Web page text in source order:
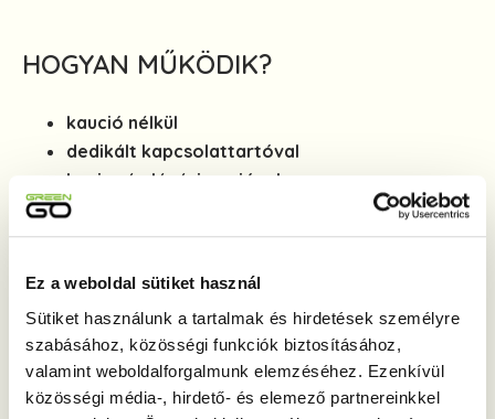
Ez a weboldal sütiket használ
Sütiket használunk a tartalmak és hirdetések személyre
szabásához, közösségi funkciók biztosításához,
valamint weboldalforgalmunk elemzéséhez. Ezenkívül
közösségi média-, hirdető- és elemező partnereinkkel
HOGYAN MŰKÖDIK?
kaució nélkül
dedikált kapcsolattartóval
havi számlázási opcióval
áfa visszaigényléssel
részletes, letölthető
útnyilvántartással
nincsenek adók, szerviz, üzemanyag, parkolás)
elektromossággal- fenntarthatóan, helyi
károsanyag kibocsátás nélkül